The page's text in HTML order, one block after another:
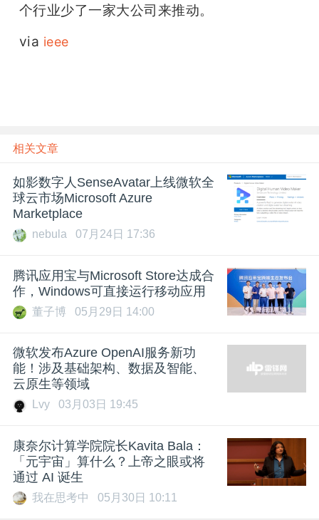
个行业少了一家大公司来推动。
via ieee
相关文章
如影数字人SenseAvatar上线微软全
球云市场Microsoft Azure
Marketplace
nebula 07月24日 17:36
腾讯应用宝与Microsoft Store达成合
作，Windows可直接运行移动应用
董子博 05月29日 14:00
微软发布Azure OpenAI服务新功
能！涉及基础架构、数据及智能、
云原生等领域
Lvy 03月03日 19:45
康奈尔计算学院院长Kavita Bala：
「元宇宙」算什么？上帝之眼或将
通过 AI 诞生
我在思考中 05月30日 10:11